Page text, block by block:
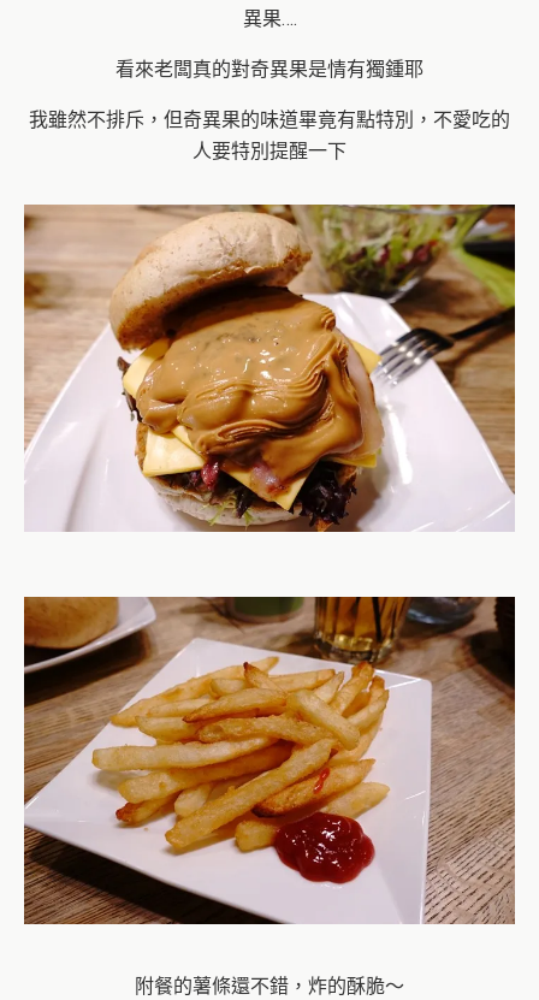
異果….
看來老闆真的對奇異果是情有獨鍾耶
我雖然不排斥，但奇異果的味道畢竟有點特別，不愛吃的
人要特別提醒一下
附餐的薯條還不錯，炸的酥脆～